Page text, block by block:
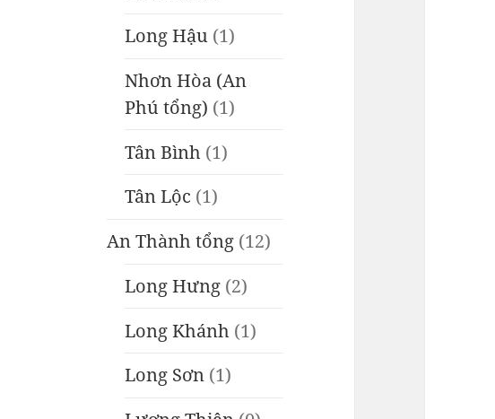
Long Hậu (1)
Nhơn Hòa (An
Phú tổng) (1)
Tân Bình (1)
Tân Lộc (1)
An Thành tổng (12)
Long Hưng (2)
Long Khánh (1)
Long Sơn (1)